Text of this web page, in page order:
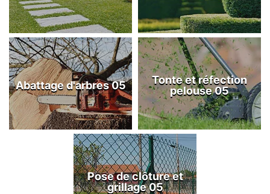
Abattage d'arbres 05
Tonte et réfection
pelouse 05
Pose de clôture et
grillage 05